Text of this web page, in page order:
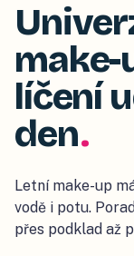
make-
líčení
den.
Letní make-up
vodě i potu.
přes podklad až